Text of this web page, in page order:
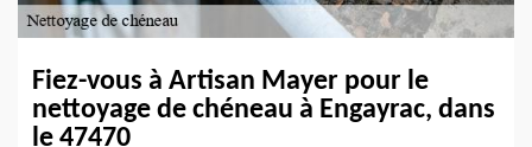
Fiez-vous à Artisan Mayer pour le
nettoyage de chéneau à Engayrac, dans
le 47470